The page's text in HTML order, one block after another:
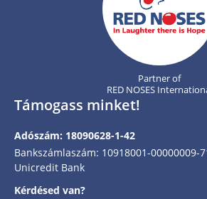
Partner of
RED NOSES
Támogass minket!
Adószám: 18090628-1-42
Bankszámlaszám: 10918001-00000009-
Unicredit Bank
Kérdésed van?